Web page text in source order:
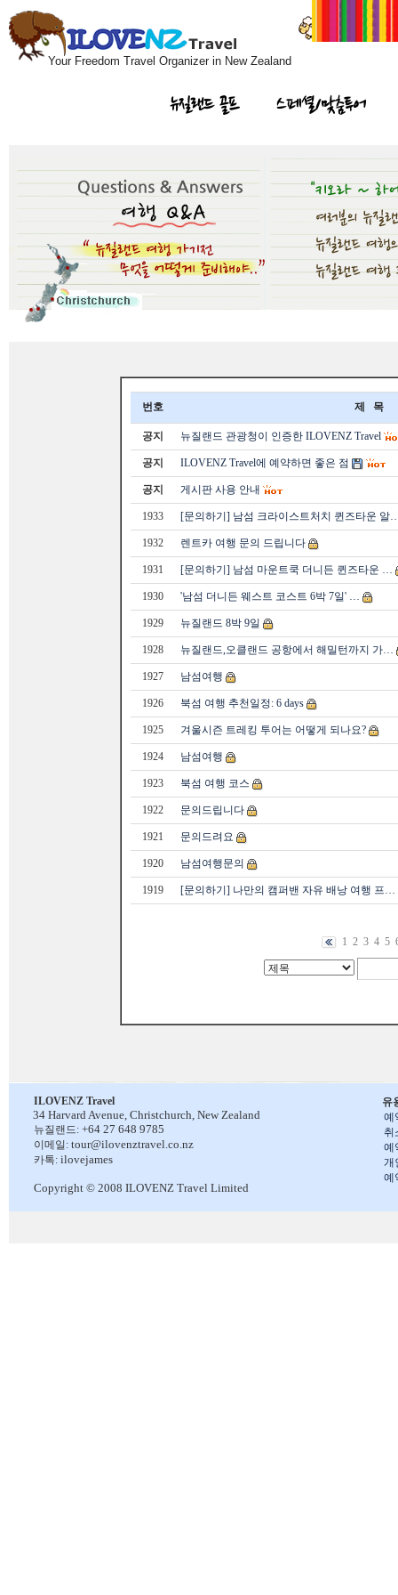
Your Freedom Travel Organizer in New Zealand
뉴질랜드 골프 스페셜/맞춤투어
번호 제 목
공지 뉴질랜드 관광청이 인증한 ILOVENZ Travel
공지 ILOVENZ Travel에 예약하면 좋은 점
공지 게시판 사용 안내
1933 [문의하기] 남섬 크라이스트처치 퀸즈타운 알
1932 렌트카 여행 문의 드립니다
1931 [문의하기] 남섬 마운트쿡 더니든 퀸즈타운 …
1930 '남섬 더니든 웨스트 코스트 6박 7일' …
1929 뉴질랜드 8박 9일
1928 뉴질랜드,오클랜드 공항에서 해밀턴까지 가…
1927 남섬여행
1926 북섬 여행 추천일정: 6 days
1925 겨울시즌 트레킹 투어는 어떻게 되나요?
1924 남섬여행
1923 북섬 여행 코스
1922 문의드립니다
1921 문의드려요
1920 남섬여행문의
1919 [문의하기] 나만의 캠퍼밴 자유 배낭 여행 프…
1 2 3 4 5
유
예
취
예
개
예
ILOVENZ Travel
34 Harvard Avenue, Christchurch, New Zealand
뉴질랜드: +64 27 648 9785
이메일: tour@ilovenztravel.co.nz
카톡: ilovejames
Copyright © 2008 ILOVENZ Travel Limited